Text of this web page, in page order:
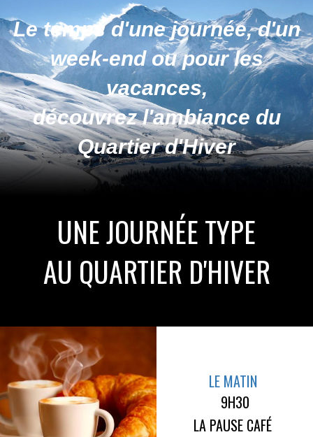
Le temps d'une journée,d'un
week-end ou pour les
vacances,
découvrez l'ambiance du
Quartier d'Hiver
UNE JOURNÉE TYPE
AU QUARTIER D'HIVER
LE MATIN
9H30
LA PAUSE CAFÉ